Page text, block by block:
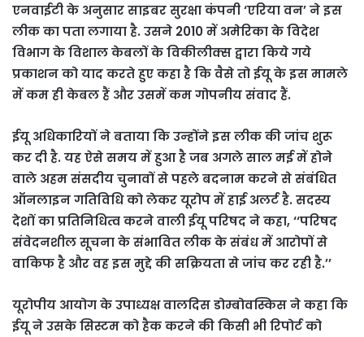
एनवाईटी के अनुसार साइबर सुरक्षा कंपनी ‘एरिया वन’ ने इस
लीक का पता लगाया है. उसने 2010 में अमेरिका के विदेश
विभाग के विशाल केबलों के विकीलीक्स द्वारा किये गये
प्रकाशन को याद करते हुए कहा है कि वैसे तो ईयू के इस मामले
में कम ही केबल हैं और उसमें कम गोपनीय संवाद हैं.
ईयू अधिकारियों ने बताया कि उन्होंने इस लीक की जांच शुरू
कर दी है. यह ऐसे समय में हुआ है जब अगले साल मई में होने
वाले अहम संसदीय चुनावों से पहले बदनाम करने से संबंधित
ऑनलाइन गतिविधि को लेकर यूरोप में हाई अलर्ट है. सदस्य
देशों का प्रतिनिधित्व करने वाली ईयू परिषद ने कहा, ‘‘परिषद
संवेदनशील सूचना के संभावित लीक के संबंध में आरोपों से
वाकिफ है और वह इस मुद्दे की सक्रियता से जांच कर रही है.’’
यूरोपीय आयोग के उपाध्यक्ष वालदिस डोम्बोवस्किस ने कहा कि
ईयू ने उसके सिस्टम को हैक करने की किसी भी रिपोर्ट को